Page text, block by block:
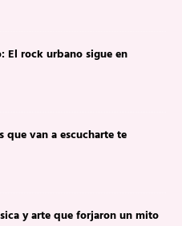
El rock urbano sigue en
que van a escucharte te
y arte que forjaron un mito